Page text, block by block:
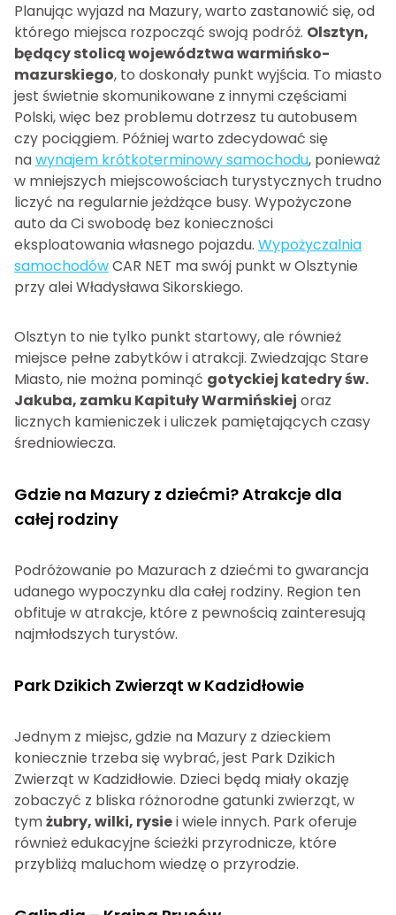
Planując wyjazd na Mazury, warto zastanowić się, od
którego miejsca rozpocząć swoją podróż. Olsztyn,
będący stolicą województwa warmińsko-
mazurskiego, to doskonały punkt wyjścia. To miasto
jest świetnie skomunikowane z innymi częściami
Polski, więc bez problemu dotrzesz tu autobusem
czy pociągiem. Później warto zdecydować się
nawynajem krótkoterminowy samochodu, ponieważ
w mniejszych miejscowościach turystycznych trudno
liczyć na regularnie jeżdżące busy. Wypożyczone
auto da Ci swobodę bez konieczności
eksploatowania własnego pojazdu. Wypożyczalnia
samochodówCAR NET ma swój punkt w Olsztynie
przy alei Władysława Sikorskiego.
Olsztyn to nie tylko punkt startowy, ale również
miejsce pełne zabytków i atrakcji. Zwiedzając Stare
Miasto, nie można pominąć gotyckiej katedry św.
Jakuba, zamku Kapituły Warmińskiej oraz
licznych kamieniczek i uliczek pamiętających czasy
średniowiecza.
Gdzie na Mazury z dziećmi? Atrakcje dla
całej rodziny
Podróżowanie po Mazurach z dziećmi to gwarancja
udanego wypoczynku dla całej rodziny. Region ten
obfituje w atrakcje, które z pewnością zainteresują
najmłodszych turystów.
Park Dzikich Zwierząt w Kadzidłowie
Jednym z miejsc, gdzie na Mazury z dzieckiem
koniecznie trzeba się wybrać, jest Park Dzikich
Zwierząt w Kadzidłowie. Dzieci będą miały okazję
zobaczyć z bliska różnorodne gatunki zwierząt, w
tymżubry, wilki, rysiei wiele innych. Park oferuje
również edukacyjne ścieżki przyrodnicze, które
przybliżą maluchom wiedzę o przyrodzie.